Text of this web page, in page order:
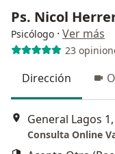
Ps. Nicol
Psicólogo · Ver más
23
Dirección
General Lagos
Consulta Online